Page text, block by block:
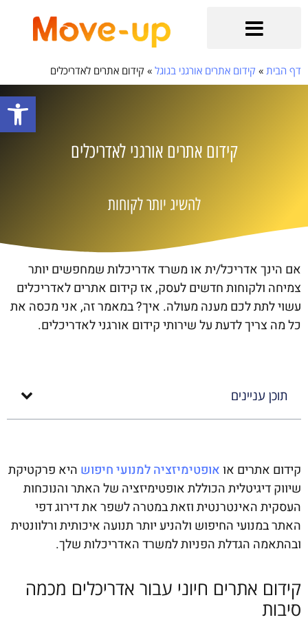
דף הבית » קידום אתרים אורגני בגוגל » קידום אתרים לאדריכלים
קידום אתרים אורגני לאדריכלים
להשיג יותר לקוחות
אם הינך אדריכל/ית או משרד אדריכלות שמחפשים יותר
צמיחה ולקוחות חדשים לעסק, אז קידום אתרים לאדריכלים
עשוי לתת לכם מענה מעולה. איך? במאמר זה, אני מכסה את
כל מה צריך לדעת על שירותי קידום אורגני לאדריכלים.
תוכן עניינים
קידום אתרים אואופטימיזציה למנועי חיפוש היא פרקטיקת
שיווק דיגיטלית הכוללת אופטימיזציה של האתר והנוכחות
העסקית האינטרנטית וזאת במטרה לשפר את דירוג דפי
האתר במנועי החיפוש ולהניע יותר תנועה איכותית ורלוונטית
ובהתאמה הגדלת הפניות למשרד האדריכלות שלך.
קידום אתרים חיוני עבור אדריכלים מכמה
סיבות
פתח